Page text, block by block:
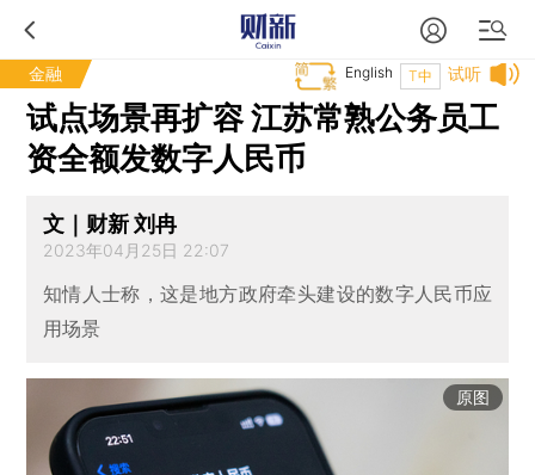
金融 试听
T中
English
试点场景再扩容 江苏常熟公务员工
资全额发数字人民币
文｜财新 刘冉
2023年04月25日 22:07
知情人士称，这是地方政府牵头建设的数字人民币应
用场景
原图